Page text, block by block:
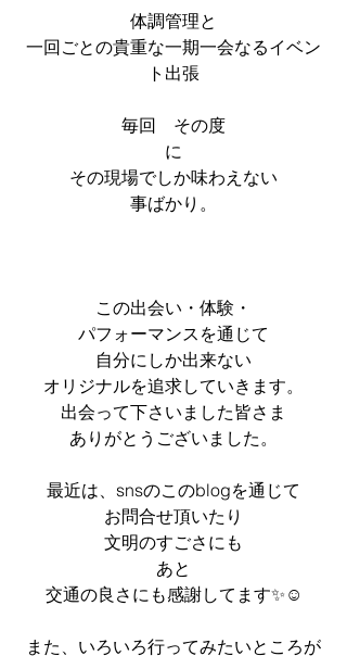
体調管理と
一回ごとの貴重な一期一会なるイベン
ト出張
毎回　その度
に
その現場でしか味わえない
事ばかり。
この出会い・体験・
パフォーマンスを通じて
自分にしか出来ない
オリジナルを追求していきます。
出会って下さいました皆さま
ありがとうございました。
最近は、snsのこのblogを通じて
お問合せ頂いたり
文明のすごさにも
あと
交通の良さにも感謝してます✨☺️
また、いろいろ行ってみたいところが